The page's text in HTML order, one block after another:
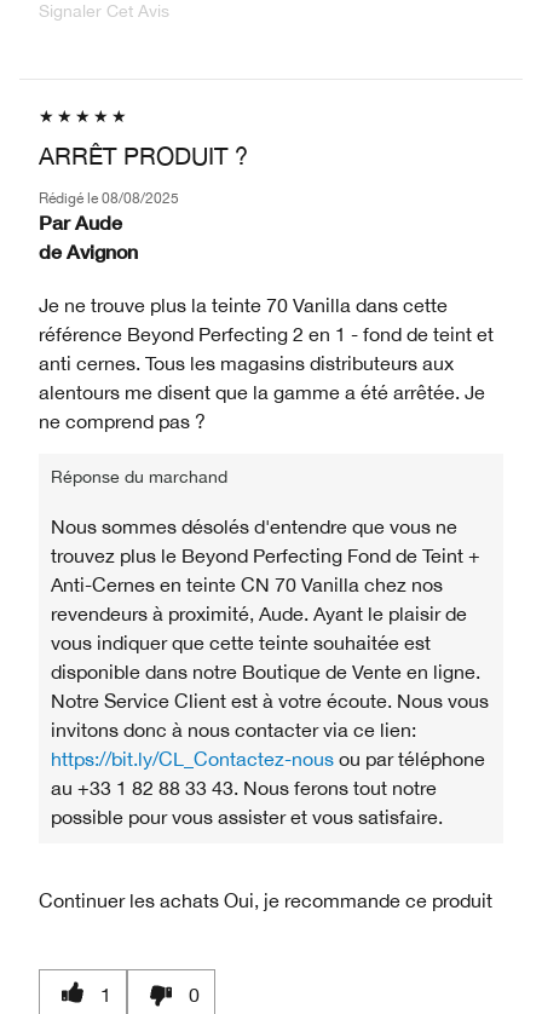
Signaler Cet Avis
ARRÊT PRODUIT ?
Rédigé le 08/08/2025
Par Aude
de Avignon
Je ne trouve plus la teinte 70 Vanilla dans cette
référence Beyond Perfecting 2 en 1 - fond de teint et
anti cernes. Tous les magasins distributeurs aux
alentours me disent que la gamme a été arrêtée. Je
ne comprend pas ?
Réponse du marchand
Nous sommes désolés d'entendre que vous ne
trouvez plus le Beyond Perfecting Fond de Teint +
Anti-Cernes en teinte CN 70 Vanilla chez nos
revendeurs à proximité, Aude. Ayant le plaisir de
vous indiquer que cette teinte souhaitée est
disponible dans notre Boutique de Vente en ligne.
Notre Service Client est à votre écoute. Nous vous
invitons donc à nous contacter via ce lien:
https://bit.ly/CL_Contactez-nous ou par téléphone
au +33 1 82 88 33 43. Nous ferons tout notre
possible pour vous assister et vous satisfaire.
Continuer les achats Oui, je recommande ce produit
1 0